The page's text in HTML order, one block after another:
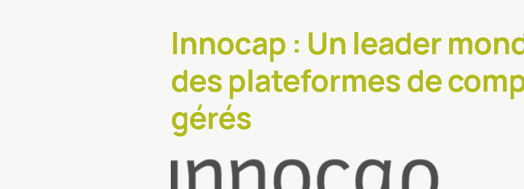
Innocap : Un leader
des plateformes de
gérés